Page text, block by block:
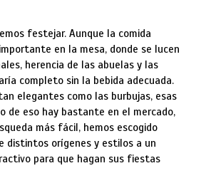
festejar. Aunque la comida
en la mesa, donde se lucen
herencia de las abuelas y las
completo sin la bebida adecuada.
elegantes como las burbujas, esas
de eso hay bastante en el mercado,
más fácil, hemos escogido
distintos orígenes y estilos a un
para que hagan sus fiestas